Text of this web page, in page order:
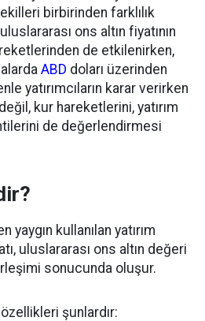
birbirinden farklılık
ons altın fiyatının
de etkilenirken,
ABD doları üzerinden
yatırımcıların karar verirken
değil, kur hareketlerini, yatırım
de değerlendirmesi
yaygın kullanılan yatırım
uluslararası ons altın değeri
sonucunda oluşur.
özellikleri şunlardır: